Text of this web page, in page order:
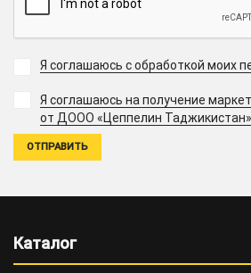
Я соглашаюсь с обработкой моих
Я соглашаюсь на получение
от ДООО «Цеппелин Таджикистан»
Каталог